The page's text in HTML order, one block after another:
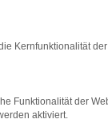
Kernfunktionalität
Funktionalität der
aktiviert.